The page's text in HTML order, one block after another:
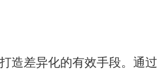
造差异化的有效手段。通过